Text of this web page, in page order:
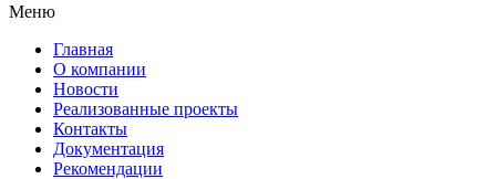
Меню
Главная
О компании
Новости
Реализованные проекты
Контакты
Документация
Рекомендации